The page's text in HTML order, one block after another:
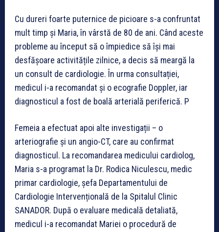
Cu dureri foarte puternice de picioare s-a confruntat
mult timp și Maria, în vârstă de 80 de ani. Când aceste
probleme au început să o împiedice să își mai
desfășoare activitățile zilnice, a decis să meargă la
un consult de cardiologie. În urma consultației,
medicul i-a recomandat și o ecografie Doppler, iar
diagnosticul a fost de boală arterială periferică. P
Femeia a efectuat apoi alte investigații – o
arteriografie și un angio-CT, care au confirmat
diagnosticul. La recomandarea medicului cardiolog,
Maria s-a programat la Dr. Rodica Niculescu, medic
primar cardiologie, șefa Departamentului de
Cardiologie Intervențională de la Spitalul Clinic
SANADOR. După o evaluare medicală detaliată,
medicul i-a recomandat Mariei o procedură de